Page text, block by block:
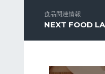
食品関連情報
NEXT FOOD